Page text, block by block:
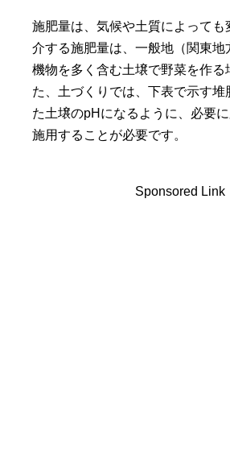
施肥量は、気候や土質によっても
介する施肥量は、一般地（関東地
機物を多く含む土壌で野菜を作る
た、土づくりでは、下表で示す堆
た土壌のpHになるように、必要
施用することが必要です。
Sponsored Link